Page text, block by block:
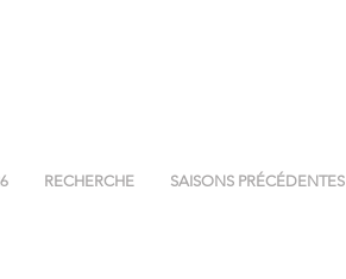
RECHERCHE SAISONS PRÉCÉDENTES